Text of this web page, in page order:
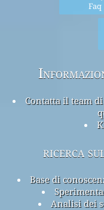
Faq
Contatta il team
ricerca
Base di
Analisi dei